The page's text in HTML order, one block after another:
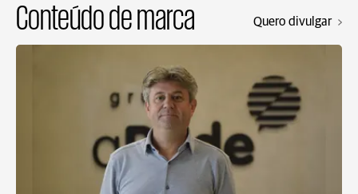
Conteúdo de marca Quero divulgar